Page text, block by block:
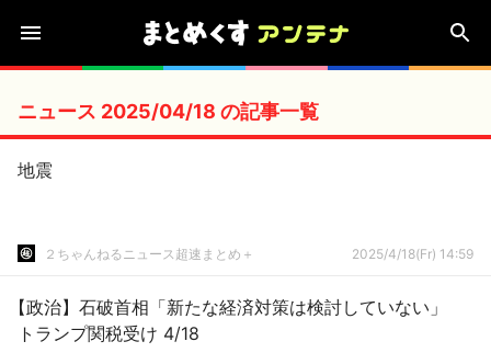
ニュース 2025/04/18 の記事一覧
地震
２ちゃんねるニュース超速まとめ＋ 2025/4/18(Fr) 14:59
【政治】石破首相「新たな経済対策は検討していない」
トランプ関税受け 4/18